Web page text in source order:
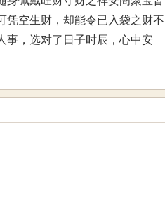
凭空生财，却能令已入袋之财不
事，选对了日子时辰，心中安